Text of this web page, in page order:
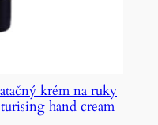
krém na ruky
hand cream